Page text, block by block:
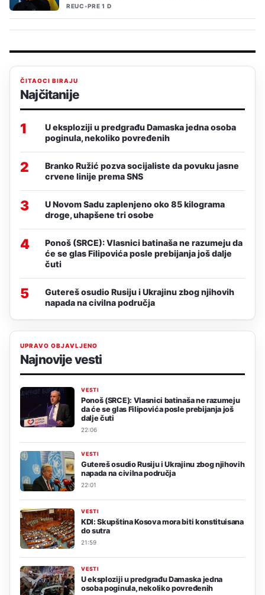
REUC•PRE 1 D
ČITAOCI BIRAJU
Najčitanije
1
U eksploziji u predgrađu Damaska jedna osoba
poginula, nekoliko povređenih
2
Branko Ružić pozva socijaliste da povuku jasne
crvene linije prema SNS
3
U Novom Sadu zaplenjeno oko 85 kilograma
droge, uhapšene tri osobe
4
Ponoš (SRCE): Vlasnici batinaša ne razumeju da
će se glas Filipovića posle prebijanja još dalje
čuti
5
Gutereš osudio Rusiju i Ukrajinu zbog njihovih
napada na civilna područja
UPRAVO OBJAVLJENO
Najnovije vesti
VESTI
Ponoš (SRCE): Vlasnici batinaša ne razumeju
da će se glas Filipovića posle prebijanja još
dalje čuti
22:06
VESTI
Gutereš osudio Rusiju i Ukrajinu zbog njihovih
napada na civilna područja
22:01
VESTI
KDI: Skupština Kosova mora biti konstituisana
do sutra
21:59
VESTI
U eksploziji u predgrađu Damaska jedna
osoba poginula, nekoliko povređenih